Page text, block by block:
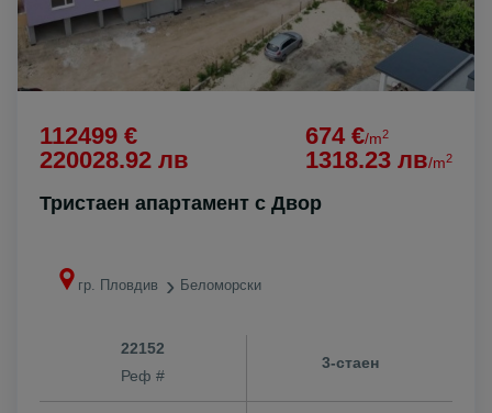
112499 €
220028.92 лв
674 €/m2
1318.23 лв/m2
Тристаен апартамент с Двор
гр. Пловдив Беломорски
22152
Реф #
3-стаен